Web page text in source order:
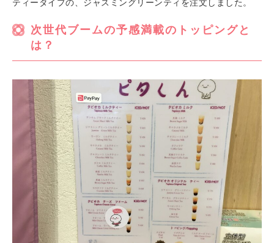
ティータイプの、ジャスミングリーンティを注文しました。
次世代ブームの予感満載のトッピングと
は？